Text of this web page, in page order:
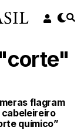
flagram
químico”